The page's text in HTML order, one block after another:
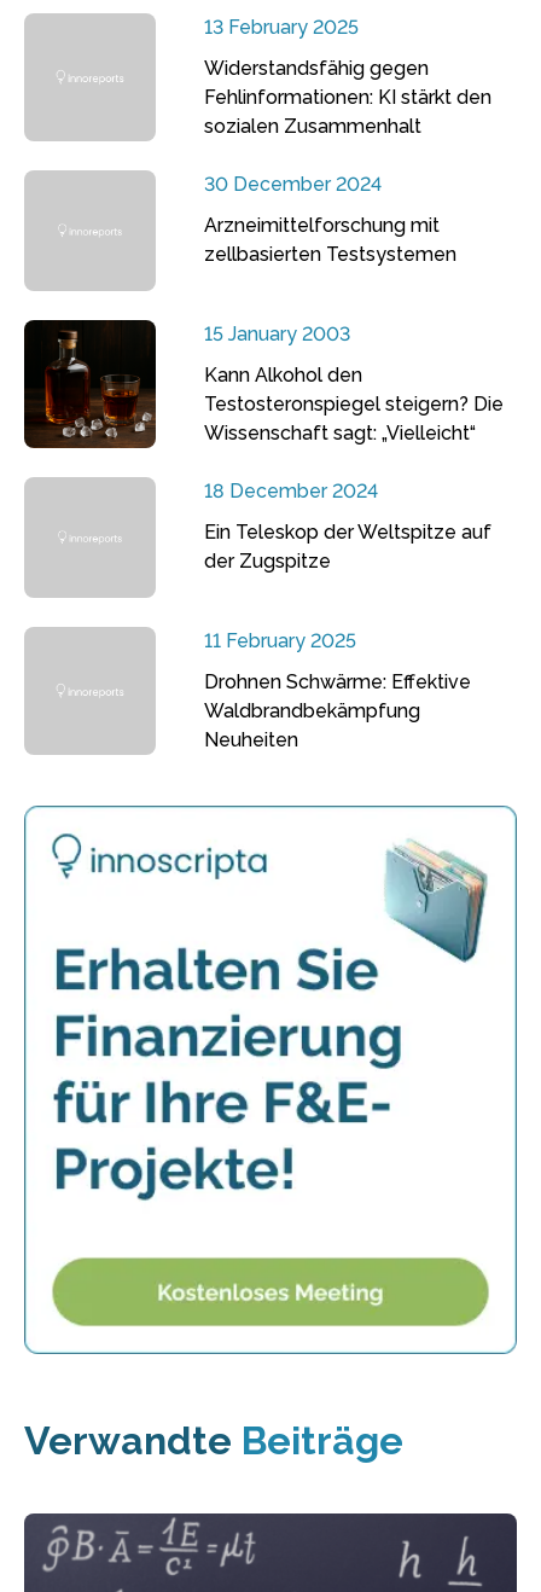
13 February 2025
Widerstandsfähig gegen
Fehlinformationen: KI stärkt den
sozialen Zusammenhalt
30 December 2024
Arzneimittelforschung mit
zellbasierten Testsystemen
15 January 2003
Kann Alkohol den
Testosteronspiegel steigern? Die
Wissenschaft sagt: „Vielleicht“
18 December 2024
Ein Teleskop der Weltspitze auf
der Zugspitze
11 February 2025
Drohnen Schwärme: Effektive
Waldbrandbekämpfung
Neuheiten
Verwandte Beiträge